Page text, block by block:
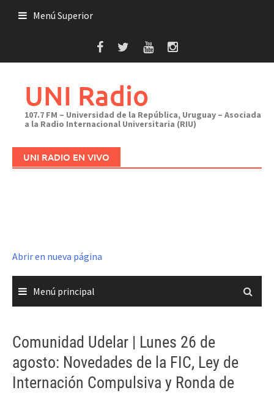
Menú Superior
UNI Radio
107.7 FM – Universidad de la República, Uruguay – Asociada
a la Radio Internacional Universitaria (RIU)
UNI RADIO EN VIVO
Abrir en nueva página
Menú principal
Comunidad Udelar | Lunes 26 de
agosto: Novedades de la FIC, Ley de
Internación Compulsiva y Ronda de